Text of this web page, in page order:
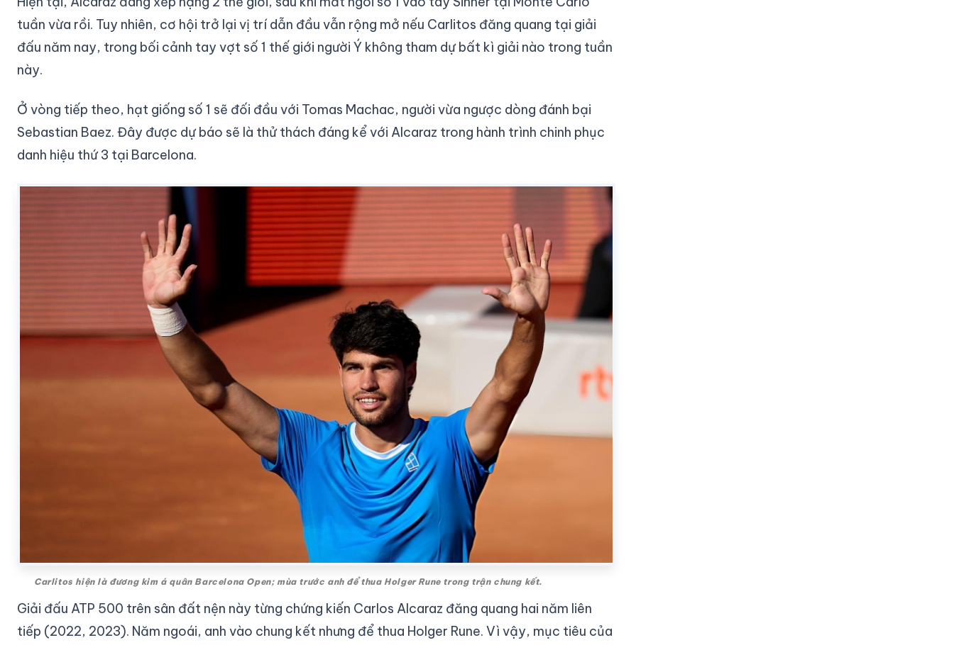
tuần vừa rồi. Tuy nhiên, cơ hội trở lại vị trí dẫn đầu vẫn rộng mở nếu Carlitos đăng quang tại giải
đấu năm nay, trong bối cảnh tay vợt số 1 thế giới người Ý không tham dự bất kì giải nào trong tuần
này.
Ở vòng tiếp theo, hạt giống số 1 sẽ đối đầu với Tomas Machac, người vừa ngược dòng đánh bại
Sebastian Baez. Đây được dự báo sẽ là thử thách đáng kể với Alcaraz trong hành trình chinh phục
danh hiệu thứ 3 tại Barcelona.
Carlitos hiện là đương kim á quân Barcelona Open; mùa trước anh để thua Holger Rune trong trận chung kết.
Giải đấu ATP 500 trên sân đất nện này từng chứng kiến Carlos Alcaraz đăng quang hai năm liên
tiếp (2022, 2023). Năm ngoái, anh vào chung kết nhưng để thua Holger Rune. Vì vậy, mục tiêu của